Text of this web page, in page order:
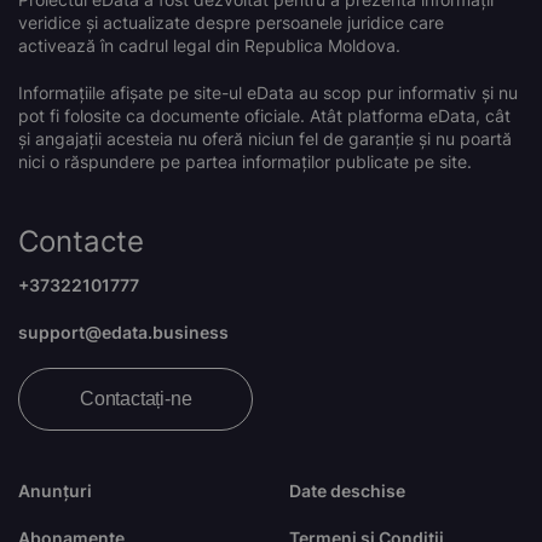
veridice și actualizate despre persoanele juridice care
activează în cadrul legal din Republica Moldova.
Informațiile afișate pe site-ul eData au scop pur informativ și nu
pot fi folosite ca documente oficiale. Atât platforma eData, cât
și angajații acesteia nu oferă niciun fel de garanție și nu poartă
nici o răspundere pe partea informaților publicate pe site.
Anunțuri
Abonamente
Date deschise
Termeni și Condiții
Contacte
+37322101777
support@edata.business
Contactați-ne